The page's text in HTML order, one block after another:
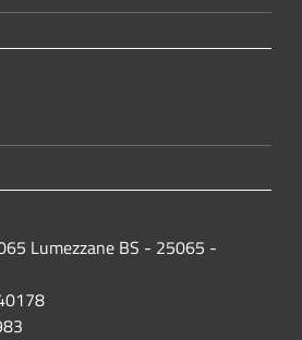
Lumezzane BS - 25065 -